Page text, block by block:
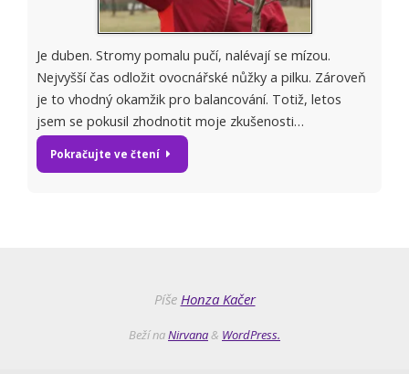
Je duben. Stromy pomalu pučí, nalévají se mízou.
Nejvyšší čas odložit ovocnářské nůžky a pilku. Zároveň
je to vhodný okamžik pro balancování. Totiž, letos
jsem se pokusil zhodnotit moje zkušenosti…
Pokračujte ve čtení
Píše Honza Kačer
Beží naNirvana& WordPress.